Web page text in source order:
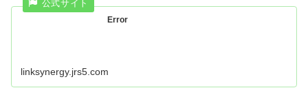
Error
linksynergy.jrs5.com